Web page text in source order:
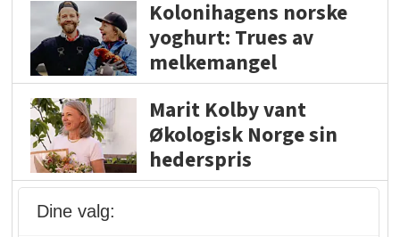
Kolonihagens norske
yoghurt: Trues av
melkemangel
Marit Kolby vant
Økologisk Norge sin
hederspris
Dine valg: